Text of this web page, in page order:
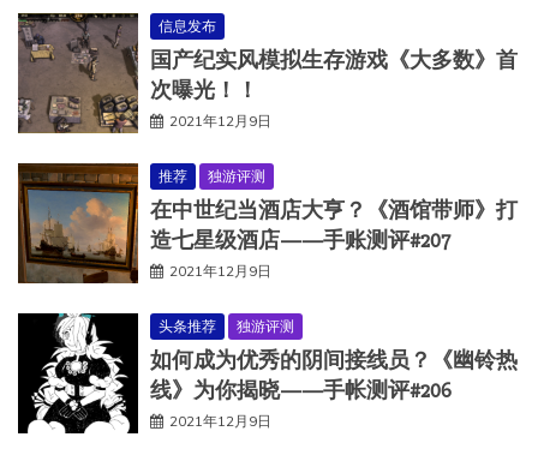
信息发布
国产纪实风模拟生存游戏《大多数》首
次曝光！！
2021年12月9日
推荐 独游评测
在中世纪当酒店大亨？《酒馆带师》打
造七星级酒店——手账测评#207
2021年12月9日
头条推荐 独游评测
如何成为优秀的阴间接线员？《幽铃热
线》为你揭晓——手帐测评#206
2021年12月9日